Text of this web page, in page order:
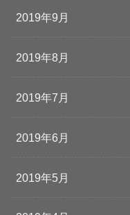
2019年9月
2019年8月
2019年7月
2019年6月
2019年5月